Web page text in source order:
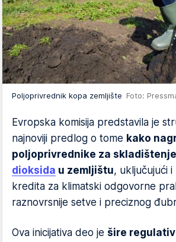
Poljoprivrednik kopa zemljište Foto:
Evropska komisija predstavila je
najnoviji predlog o tome kako
poljoprivrednike za skladištenje
dioksida u zemljištu, uključujući i
kredita za klimatski odgovorne
raznovrsnije setve i preciznog
Ova inicijativa deo je šire